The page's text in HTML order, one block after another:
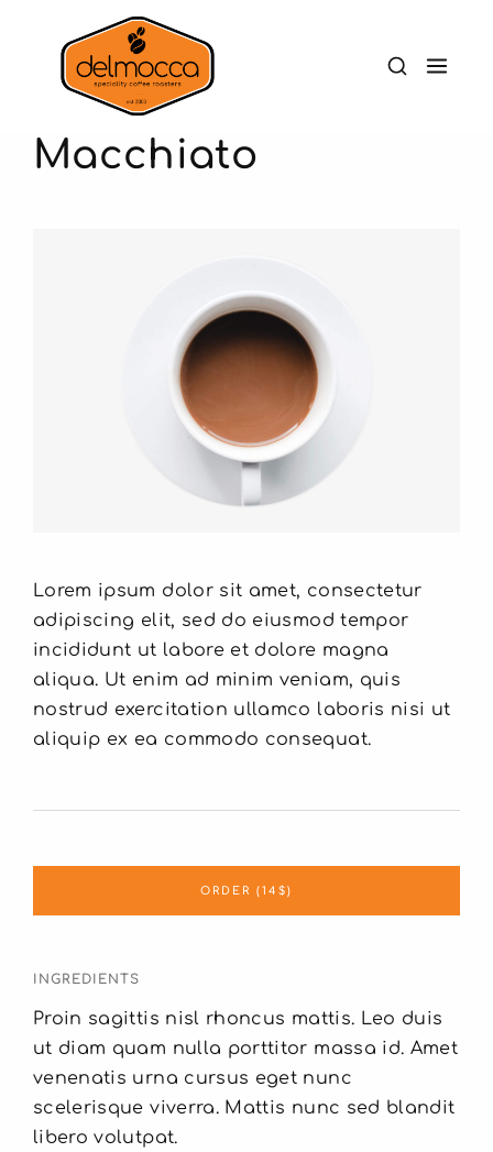
Macchiato
Lorem ipsum dolor sit amet, consectetur
adipiscing elit, sed do eiusmod tempor
incididunt ut labore et dolore magna
aliqua. Ut enim ad minim veniam, quis
nostrud exercitation ullamco laboris nisi ut
aliquip ex ea commodo consequat.
ORDER (14$)
INGREDIENTS
Proin sagittis nisl rhoncus mattis. Leo duis
ut diam quam nulla porttitor massa id. Amet
venenatis urna cursus eget nunc
scelerisque viverra. Mattis nunc sed blandit
libero volutpat.